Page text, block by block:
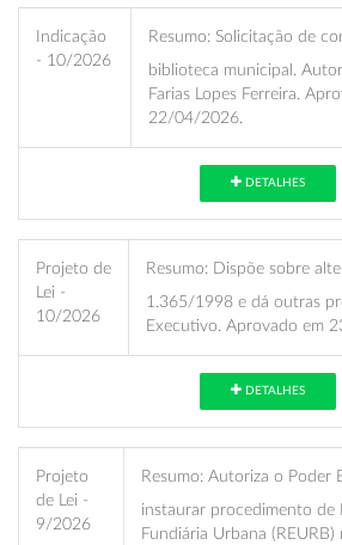
Indicação
- 10/2026
Resumo: Solicitação de
biblioteca municipal.
Farias Lopes Ferreira.
22/04/2026.
DETALHES
Projeto de
Lei -
10/2026
Resumo: Dispõe sobre
1.365/1998 e dá outras
Executivo. Aprovado em
DETALHES
Projeto
de Lei -
9/2026
Resumo: Autoriza o Poder
instaurar procedimento de
Fundiária Urbana